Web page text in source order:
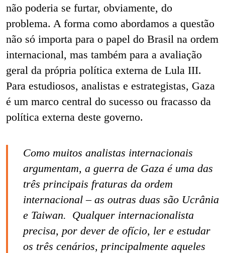
não poderia se furtar, obviamente, do
problema. A forma como abordamos a questão
não só importa para o papel do Brasil na ordem
internacional, mas também para a avaliação
geral da própria política externa de Lula III.
Para estudiosos, analistas e estrategistas, Gaza
é um marco central do sucesso ou fracasso da
política externa deste governo.
Como muitos analistas internacionais
argumentam, a guerra de Gaza é uma das
três principais fraturas da ordem
internacional – as outras duas são Ucrânia
e Taiwan. Qualquer internacionalista
precisa, por dever de ofício, ler e estudar
os três cenários, principalmente aqueles